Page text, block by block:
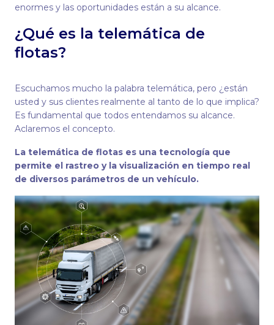
enormes y las oportunidades están a su alcance.
¿Qué es la telemática de
flotas?
Escuchamos mucho la palabra telemática, pero ¿están
usted y sus clientes realmente al tanto de lo que implica?
Es fundamental que todos entendamos su alcance.
Aclaremos el concepto.
La telemática de flotas es una tecnología que
permite el rastreo y la visualización en tiempo real
de diversos parámetros de un vehículo.